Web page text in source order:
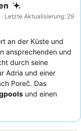
Letzte Aktualisierung: 29
an der Küste und
ansprechenden und
durch seine
Adria und einer
Poreč. Das
und einen
freundliche und